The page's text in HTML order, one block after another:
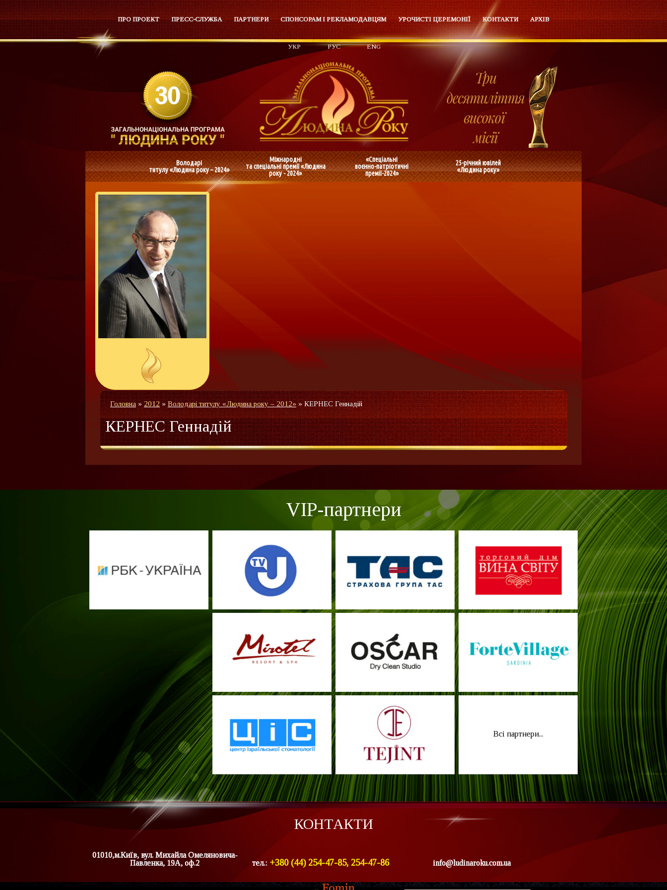
ПРО ПРОЕКТ ПРЕСС-СЛУЖБА ПАРТНЕРИ СПОНСОРАМ І РЕКЛАМОДАВЦЯМ УРОЧИСТІ ЦЕРЕМОНІЇ КОНТАКТИ АРХІВ
УКР РУС ENG
Володарі
титулу «Людина року – 2024»
Міжнародні
та спеціальні премії «Людина
року - 2024»
«Спеціальні
воєнно-патріотичні
премії-2024»
25-річний ювілей
«Людина року»
Головна» 2012 » Володарі титулу «Людина року – 2012» » КЕРНЕС Геннадій
КЕРНЕС Геннадій
VIP-партнери
Всі партнери...
КОНТАКТИ
01010,м.Київ, вул. Михайла Омеляновича-
Павленка, 19А, оф.2
тел.: +380 (44) 254-47-85, 254-47-86 info@ludinaroku.com.ua